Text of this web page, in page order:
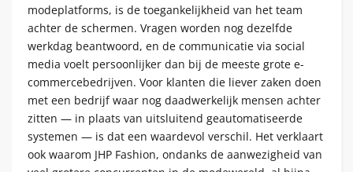
modeplatforms, is de toegankelijkheid van het team
achter de schermen. Vragen worden nog dezelfde
werkdag beantwoord, en de communicatie via social
media voelt persoonlijker dan bij de meeste grote e-
commercebedrijven. Voor klanten die liever zaken doen
met een bedrijf waar nog daadwerkelijk mensen achter
zitten — in plaats van uitsluitend geautomatiseerde
systemen — is dat een waardevol verschil. Het verklaart
ook waarom JHP Fashion, ondanks de aanwezigheid van